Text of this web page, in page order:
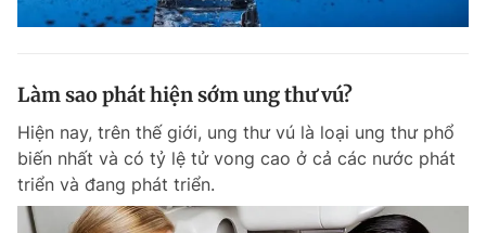
Làm sao phát hiện sớm ung thư vú?
Hiện nay, trên thế giới, ung thư vú là loại ung thư phổ
biến nhất và có tỷ lệ tử vong cao ở cả các nước phát
triển và đang phát triển.